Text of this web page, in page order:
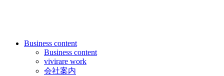
Business content
Business content
vivirare work
会社案内